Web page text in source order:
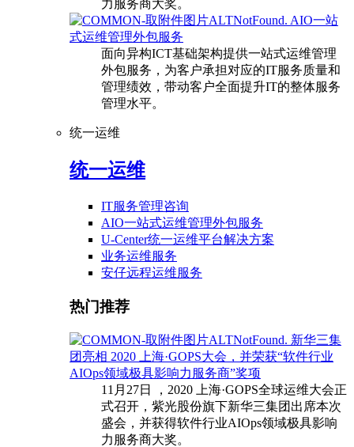
力服务商大奖。
AIO一站
式运维管理外包服务
面向异构ICT基础架构提供一站式运维管理
外包服务，为客户承担对应的IT服务质量和
管理绩效，带动客户全面提升IT的整体服务
管理水平。
统一运维
统一运维
IT服务管理咨询
AIO一站式运维管理外包服务
U-Center统一运维平台解决方案
业务运维服务
安仔远程运维服务
热门推荐
新华三集
团亮相 2020 上海·GOPS大会，并荣获“软件行业
AIOps领域极具影响力服务商”奖项
11月27日 ，2020 上海·GOPS全球运维大会正
式召开，紫光股份旗下新华三集团出席本次
盛会，并获得软件行业AIOps领域极具影响
力服务商大奖。